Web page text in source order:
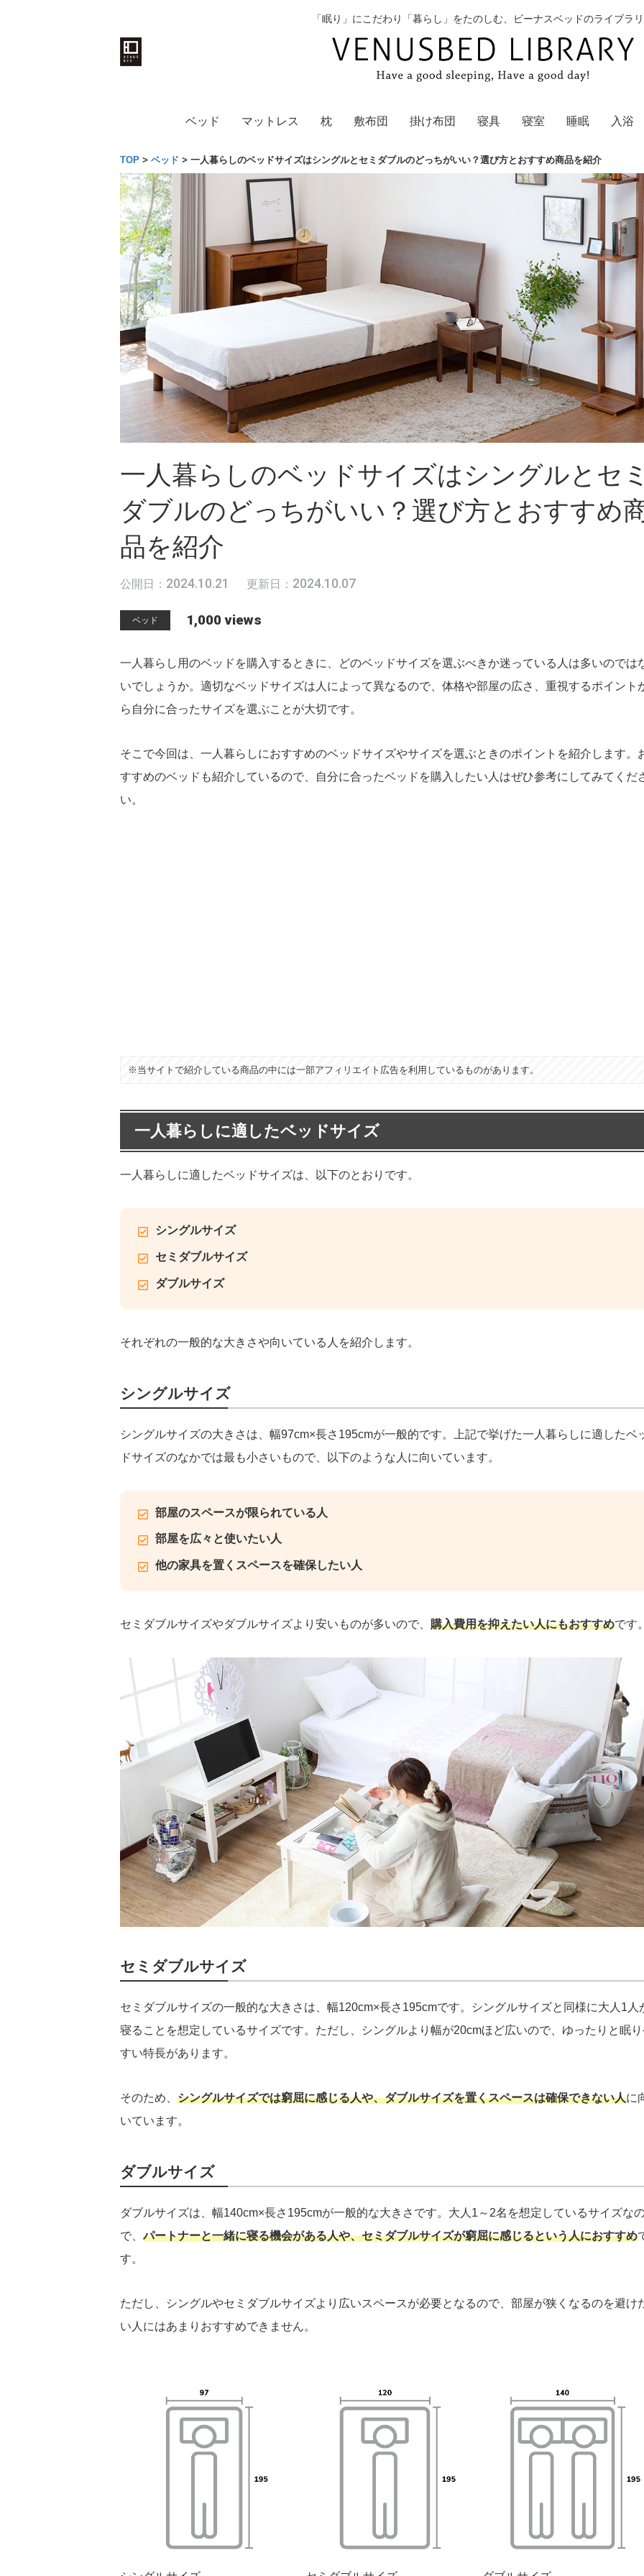
「眠り」にこだわり「暮らし」をたのしむ、ビーナスベッドのライブラ
ベッド マットレス 枕 敷布団 掛け布団 寝具 寝室 睡眠 入浴
TOP > ベッド > 一人暮らしのベッドサイズはシングルとセミダブルのどっちがいい？選び方とおすすめ商品を紹介
一人暮らしのベッドサイズはシングルとセ
ダブルのどっちがいい？選び方とおすすめ
品を紹介
公開日： 2024.10.21 更新日： 2024.10.07
ベッド 1,000 views
一人暮らし用のベッドを購入するときに、どのベッドサイズを選ぶべきか迷っている人は多いのでは
いでしょうか。適切なベッドサイズは人によって異なるので、体格や部屋の広さ、重視するポイント
ら自分に合ったサイズを選ぶことが大切です。
そこで今回は、一人暮らしにおすすめのベッドサイズやサイズを選ぶときのポイントを紹介します。
すすめのベッドも紹介しているので、自分に合ったベッドを購入したい人はぜひ参考にしてみてくだ
い。
※当サイトで紹介している商品の中には一部アフィリエイト広告を利用しているものがあります。
一人暮らしに適したベッドサイズ
一人暮らしに適したベッドサイズは、以下のとおりです。
シングルサイズ
セミダブルサイズ
ダブルサイズ
それぞれの一般的な大きさや向いている人を紹介します。
シングルサイズ
シングルサイズの大きさは、幅97cm×長さ195cmが一般的です。上記で挙げた一人暮らしに適したベ
ドサイズのなかでは最も小さいもので、以下のような人に向いています。
部屋のスペースが限られている人
部屋を広々と使いたい人
他の家具を置くスペースを確保したい人
セミダブルサイズやダブルサイズより安いものが多いので、 購入費用を抑えたい人にもおすすめです
セミダブルサイズ
セミダブルサイズの一般的な大きさは、幅120cm×長さ195cmです。シングルサイズと同様に大人1人
寝ることを想定しているサイズです。ただし、シングルより幅が20cmほど広いので、ゆったりと眠
すい特長があります。
そのため、 シングルサイズでは窮屈に感じる人や、ダブルサイズを置くスペースは確保できない人に
いています。
ダブルサイズ
ダブルサイズは、幅140cm×長さ195cmが一般的な大きさです。大人1～2名を想定しているサイズな
で、パートナーと一緒に寝る機会がある人や、セミダブルサイズが窮屈に感じるという人におすすめ
す。
ただし、シングルやセミダブルサイズより広いスペースが必要となるので、部屋が狭くなるのを避け
い人にはあまりおすすめできません。